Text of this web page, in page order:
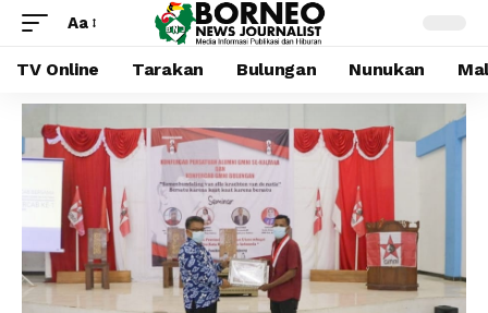
Aa
TV Online Tarakan Bulungan Nunukan